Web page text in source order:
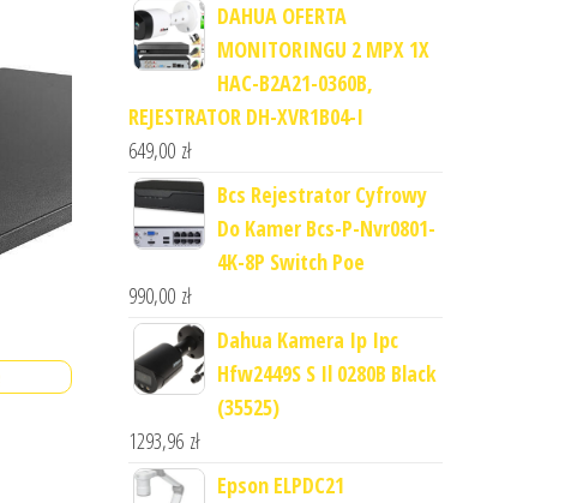
DAHUA OFERTA
MONITORINGU 2 MPX 1X
HAC-B2A21-0360B,
REJESTRATOR DH-XVR1B04-I
649,00 zł
Bcs Rejestrator Cyfrowy
Do Kamer Bcs-P-Nvr0801-
4K-8P Switch Poe
990,00 zł
Dahua Kamera Ip Ipc
Hfw2449S S Il 0280B Black
(35525)
1293,96 zł
Epson ELPDC21